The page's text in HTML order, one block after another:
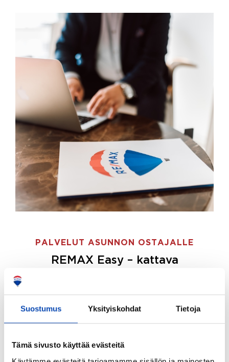
Suostumus Yksityiskohdat Tietoja
Tämä sivusto käyttää evästeitä
PALVELUT ASUNNON OSTAJALLE
REMAX Easy – kattava
ostajille.
Tee ostotoimeksianto ja etsimme juuri